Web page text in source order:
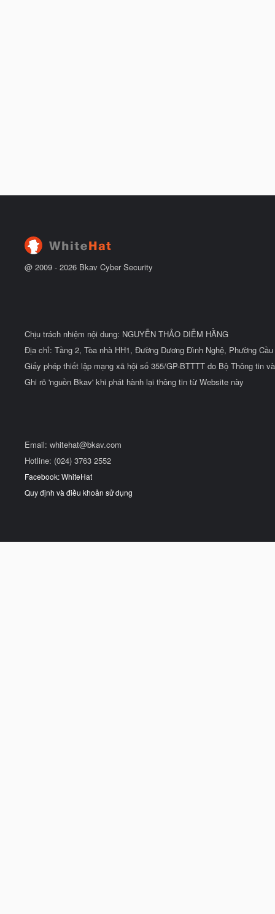
@ 2009 - 2026 Bkav Cyber Security
Chịu trách nhiệm nội dung: NGUYỄN THẢO DIỄM HẰNG
Địa chỉ: Tầng 2, Tòa nhà HH1, Đường Dương Đình Nghệ, Phường
Giấy phép thiết lập mạng xã hội số 355/GP-BTTTT do Bộ Thông tin
Ghi rõ 'nguồn Bkav' khi phát hành lại thông tin từ Website này
Email: whitehat@bkav.com
Hotline: (024) 3763 2552
Facebook: WhiteHat
Quy định và điều khoản sử dụng